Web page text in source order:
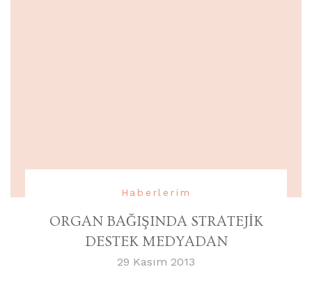
Haberlerim
ORGAN BAĞIŞINDA STRATEJİK
DESTEK MEDYADAN
29 Kasım 2013